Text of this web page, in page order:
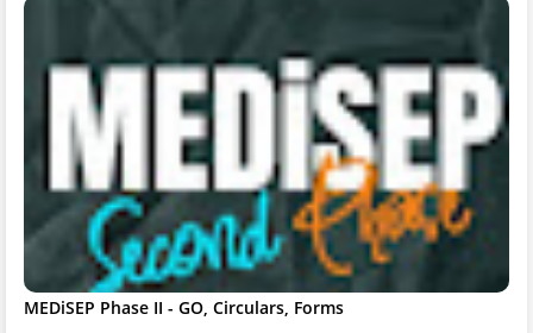
MEDiSEP Phase II - GO, Circulars, Forms